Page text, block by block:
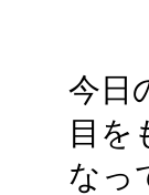
今日
目を
なっ